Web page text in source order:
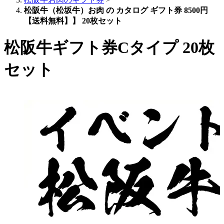
松阪牛（松坂牛）お肉 の カタログ ギフト券 8500円
【送料無料】】 20枚セット
松阪牛ギフト券Cタイプ 20枚
セット